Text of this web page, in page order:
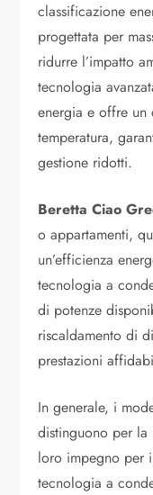
classificazione
progettata per
ridurre l’impatto
tecnologia
energia e offre
temperatura,
gestione ridotti.
Beretta Ciao
o appartamenti,
un’efficienza
tecnologia a
di potenze
riscaldamento di
prestazioni
In generale, i
distinguono per la
loro impegno per
tecnologia a